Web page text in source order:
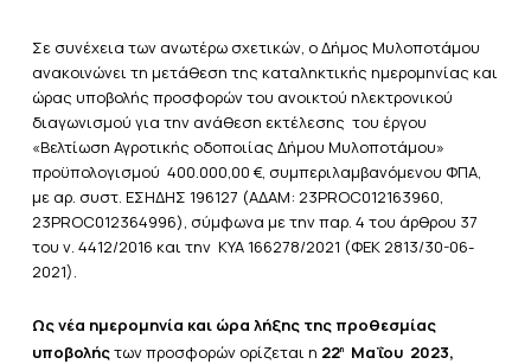
Σεσυνέχεια των ανωτέρω σχετικών, ο Δήμος Μυλοποτάμου
ανακοινώνει τη μετάθεση της καταληκτικής ημερομηνίας και
ώρας υποβολής προσφορών του ανοικτού ηλεκτρονικού
διαγωνισμού για την ανάθεση εκτέλεσης του έργου
«Βελτίωση Αγροτικής οδοποιίας Δήμου Μυλοποτάμου»
προϋπολογισμού 400.000,00 €, συμπεριλαμβανόμενου ΦΠΑ,
με αρ. συστ. ΕΣΗΔΗΣ 196127 (ΑΔΑΜ: 23PROC012163960,
23PROC012364996), σύμφωνα με την παρ. 4 του άρθρου 37
του ν. 4412/2016 και την ΚΥΑ 166278/2021 (ΦΕΚ 2813/30-06-
2021).
Ως νέα ημερομηνία και ώρα λήξης της προθεσμίας
υποβολήςτων προσφορών ορίζεται η 22ηΜαΐου 2023,